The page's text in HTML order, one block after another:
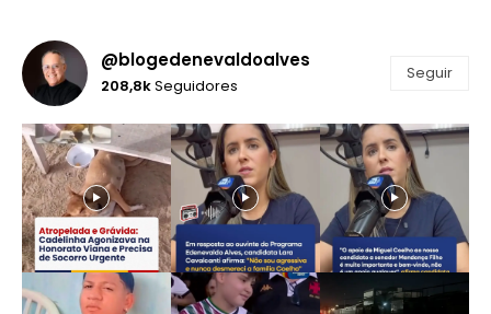
@blogedenevaldoalves
208,8kSeguidores
Seguir